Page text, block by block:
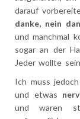
darauf
danke, nein
und manchmal
sogar an der
Jeder wollte
Ich muss
und etwas
und waren